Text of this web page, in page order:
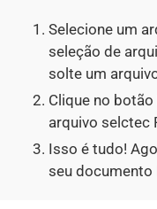
Selecione um
seleção de
solte um
Clique no botão
arquivo selctec
Isso é tudo!
seu documento